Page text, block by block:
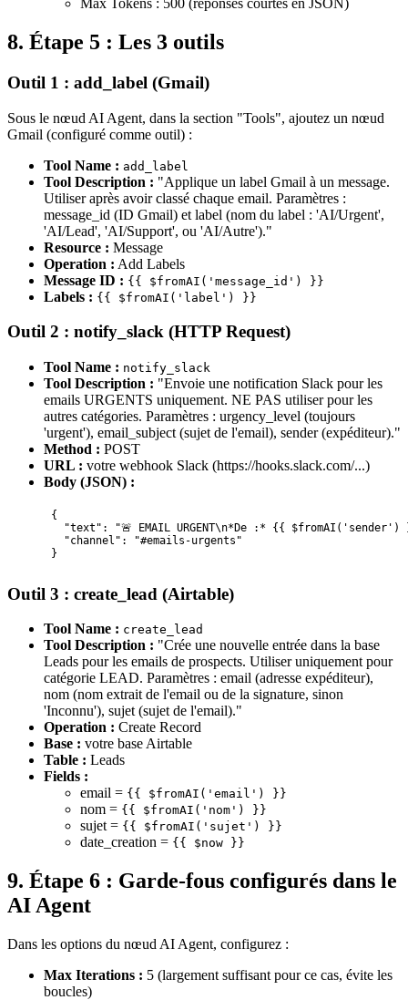
Max Tokens : 500 (réponses courtes en JSON)
8. Étape 5 : Les 3 outils
Outil 1 : add_label (Gmail)
Sous le nœud AI Agent, dans la section "Tools", ajoutez un nœud
Gmail (configuré comme outil) :
Tool Name : add_label
Tool Description : "Applique un label Gmail à un message.
Utiliser après avoir classé chaque email. Paramètres :
message_id (ID Gmail) et label (nom du label : 'AI/Urgent',
'AI/Lead', 'AI/Support', ou 'AI/Autre')."
Resource : Message
Operation : Add Labels
Message ID : {{ $fromAI('message_id') }}
Labels : {{ $fromAI('label') }}
Outil 2 : notify_slack (HTTP Request)
Tool Name : notify_slack
Tool Description : "Envoie une notification Slack pour les
emails URGENTS uniquement. NE PAS utiliser pour les
autres catégories. Paramètres : urgency_level (toujours
'urgent'), email_subject (sujet de l'email), sender (expéditeur)."
Method : POST
URL : votre webhook Slack (https://hooks.slack.com/...)
Body (JSON) :
{
"text": "🚨 EMAIL URGENT\n*De :* {{
  "channel": "#emails-urgents"
}
Outil 3 : create_lead (Airtable)
Tool Name : create_lead
Tool Description : "Crée une nouvelle entrée dans la base
Leads pour les emails de prospects. Utiliser uniquement pour
catégorie LEAD. Paramètres : email (adresse expéditeur),
nom (nom extrait de l'email ou de la signature, sinon
'Inconnu'), sujet (sujet de l'email)."
Operation : Create Record
Base : votre base Airtable
Table : Leads
Fields :
email = {{ $fromAI('email') }}
nom = {{ $fromAI('nom') }}
sujet = {{ $fromAI('sujet') }}
date_creation = {{ $now }}
9. Étape 6 : Garde-fous configurés dans le
AI Agent
Dans les options du nœud AI Agent, configurez :
Max Iterations : 5 (largement suffisant pour ce cas, évite les
boucles)